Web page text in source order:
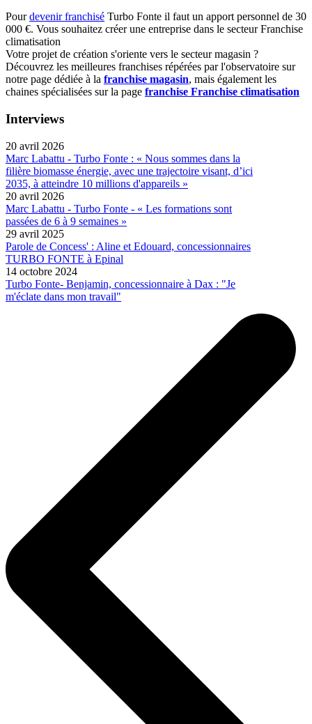
Pourdevenir franchisé Turbo Fonte il faut un apport personnel de 30
000 €. Vous souhaitez créer une entreprise dans le secteur Franchise
climatisation
Votre projet de création s'oriente vers le secteur magasin ?
Découvrez les meilleures franchises répérées par l'observatoire sur
notre page dédiée à la franchise magasin, mais également les
chaines spécialisées sur la page franchise Franchise climatisation
Interviews
20 avril 2026
Marc Labattu - Turbo Fonte : « Nous sommes dans la
filière biomasse énergie, avec une trajectoire visant, d’ici
2035, à atteindre 10 millions d'appareils »
20 avril 2026
Marc Labattu - Turbo Fonte - « Les formations sont
passées de 6 à 9 semaines »
29 avril 2025
Parole de Concess' : Aline et Edouard, concessionnaires
TURBO FONTE à Epinal
14 octobre 2024
Turbo Fonte- Benjamin, concessionnaire à Dax : "Je
m'éclate dans mon travail"